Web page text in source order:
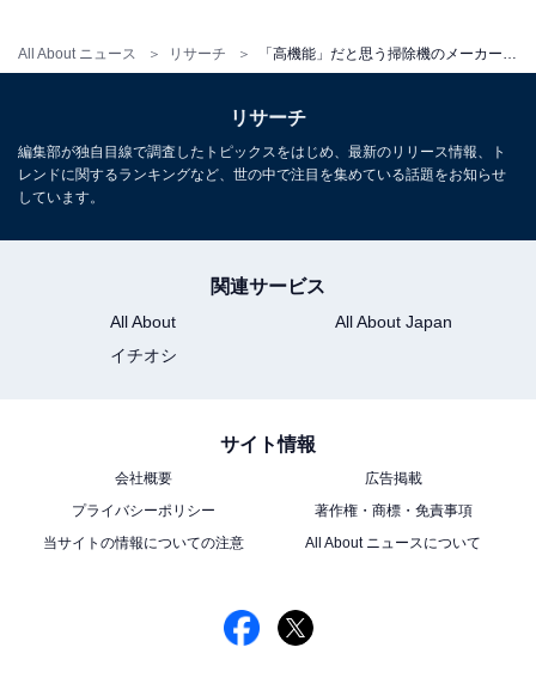
All About ニュース リサーチ 「高機能」だと思う掃除機のメーカーランキング！ 2位「パナソニック」を抑えた1位は？
リサーチ
編集部が独自目線で調査したトピックスをはじめ、最新のリリース情報、ト
レンドに関するランキングなど、世の中で注目を集めている話題をお知らせ
しています。
関連サービス
All About
All About Japan
イチオシ
サイト情報
会社概要
広告掲載
プライバシーポリシー
著作権・商標・免責事項
当サイトの情報についての注意
All About ニュースについて